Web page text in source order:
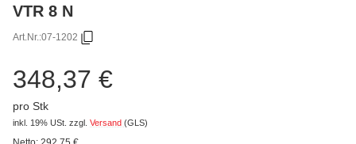
VTR 8 N
Art.Nr.:07-1202
348,37 €
pro Stk
inkl. 19% USt. zzgl. Versand (GLS)